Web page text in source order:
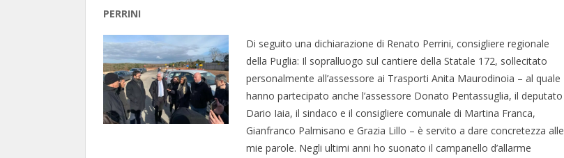
PERRINI
Di seguito una dichiarazione di Renato Perrini, consigliere regionale
della Puglia: Il sopralluogo sul cantiere della Statale 172, sollecitato
personalmente all’assessore ai Trasporti Anita Maurodinoia – al quale
hanno partecipato anche l’assessore Donato Pentassuglia, il deputato
Dario Iaia, il sindaco e il consigliere comunale di Martina Franca,
Gianfranco Palmisano e Grazia Lillo – è servito a dare concretezza alle
mie parole. Negli ultimi anni ho suonato il campanello d’allarme